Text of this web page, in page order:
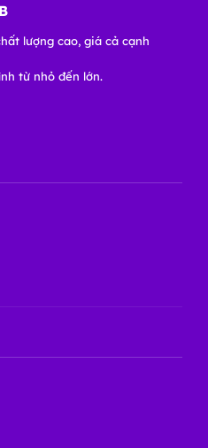
lượng cao, giá cả cạnh
từ nhỏ đến lớn.